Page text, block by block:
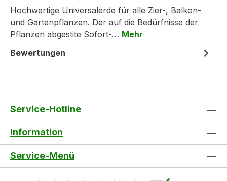
Hochwertige Universalerde für alle Zier-, Balkon-
und Gartenpflanzen. Der auf die Bedürfnisse der
Pflanzen abgestite Sofort-… Mehr
Bewertungen
Service-Hotline
Information
Service-Menü